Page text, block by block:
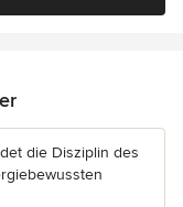
die Disziplin des